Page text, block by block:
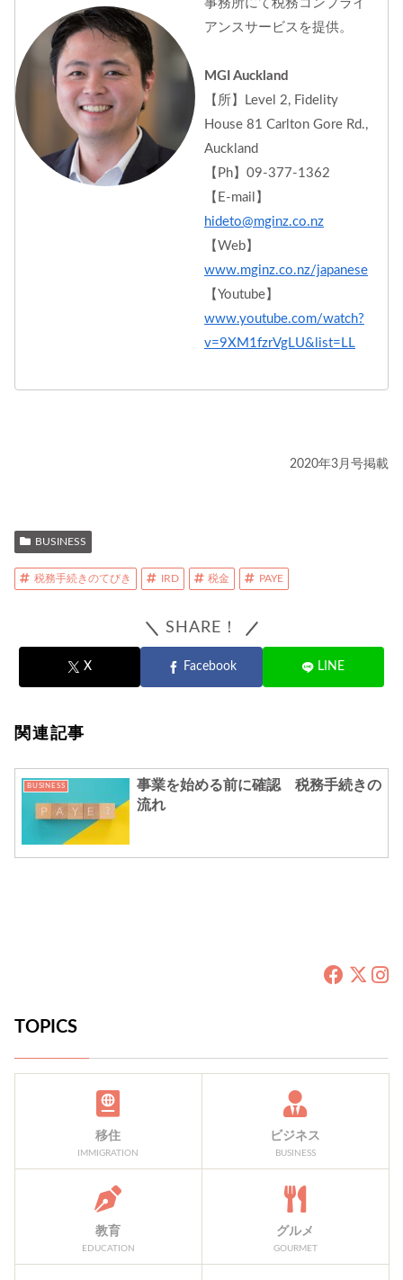
事務所にて税務コンプライ
アンスサービスを提供。
MGI Auckland
【所】Level 2, Fidelity
House 81 Carlton Gore Rd.,
Auckland
【Ph】09-377-1362
【E-mail】
hideto@mginz.co.nz
【Web】
www.mginz.co.nz/japanese
【Youtube】
www.youtube.com/watch?
v=9XM1fzrVgLU&list=LL
2020年3月号掲載
BUSINESS
税務手続きのてびき IRD 税金 PAYE
SHARE！
X Facebook LINE
関連記事
BUSINESS
事業を始める前に確認 税務手続きの
流れ
TOPICS
移住
IMMIGRATION
ビジネス
BUSINESS
教育
EDUCATION
グルメ
GOURMET